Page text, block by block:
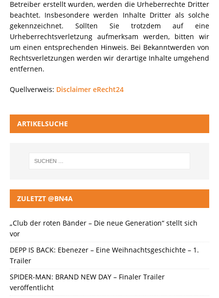
Betreiber erstellt wurden, werden die Urheberrechte Dritter
beachtet. Insbesondere werden Inhalte Dritter als solche
gekennzeichnet. Sollten Sie trotzdem auf eine
Urheberrechtsverletzung aufmerksam werden, bitten wir
um einen entsprechenden Hinweis. Bei Bekanntwerden von
Rechtsverletzungen werden wir derartige Inhalte umgehend
entfernen.
Quellverweis: Disclaimer eRecht24
ARTIKELSUCHE
ZULETZT @BN4A
„Club der roten Bänder – Die neue Generation“ stellt sich
vor
DEPP IS BACK: Ebenezer – Eine Weihnachtsgeschichte – 1.
Trailer
SPIDER-MAN: BRAND NEW DAY – Finaler Trailer
veröffentlicht